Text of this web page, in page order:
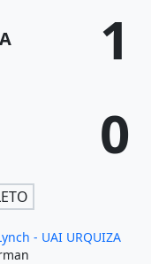
1
0
- UAI URQUIZA